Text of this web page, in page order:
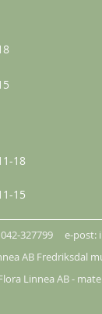
18
15
042-327799 e-post:
AB Fredriksdal
Linnea AB -